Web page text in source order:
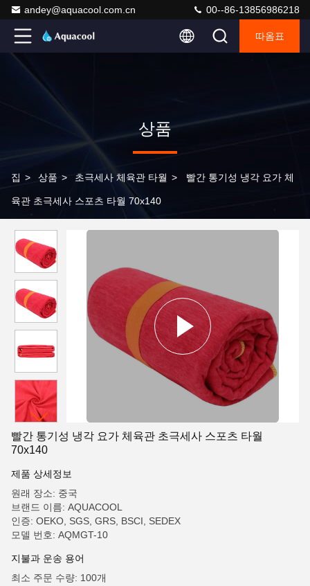
andey@aquacool.com.cn 00--86-13856986218
따옴표
상품
집 > 상품 > 초극세사 체육관 타월 > 빨간 통기성 냉각 요가 체
육관 초극세사 스포츠 타월 70x140
빨간 통기성 냉각 요가 체육관 초극세사 스포츠 타월
70x140
제품 상세정보
원래 장소: 중국
브랜드 이름: AQUACOOL
인증: OEKO, SGS, GRS, BSCI, SEDEX
모델 번호: AQMGT-10
지불과 운송 용어
최소 주문 수량: 100개